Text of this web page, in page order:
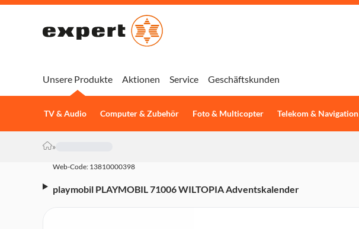
Unsere Produkte
TV & Audio Computer & Zubehör Foto & Multicopter Telekom & Navigation
Aktionen Service Geschäftskunden
»
Web-Code: 13810000398
playmobil PLAYMOBIL 71006 WILTOPIA Adventskalender